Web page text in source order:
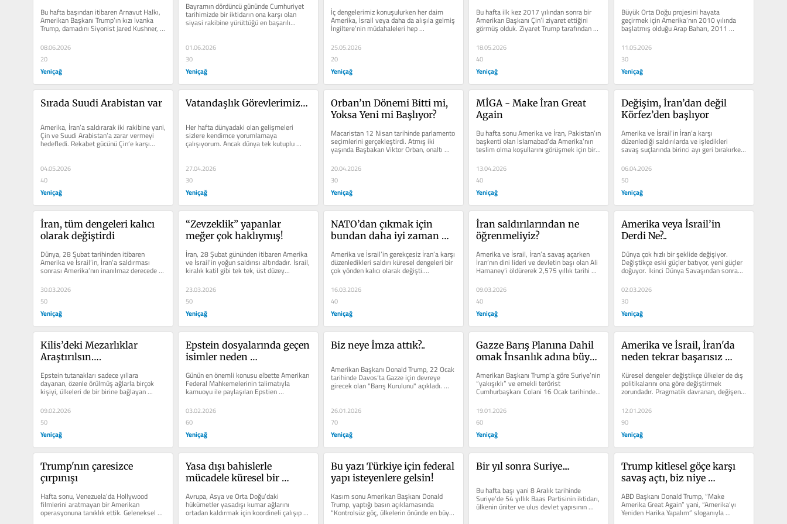
Bu hafta başından itibaren Arnavut Halkı,
Amerikan Başkanı Trump’ın kızı İvanka
Trump, damadını Siyonist Jared Kushner,
kendi...
08.06.2026
20
Yeniçağ
Bayramın dördüncü gününde Cumhuriyet
tarihimizde bir iktidarın ona karşı olan
siyasi rakibine yürüttüğü en başarılı...
01.06.2026
30
Yeniçağ
tehlike!
İç dengelerimiz konuşulurken her daim
Amerika, İsrail veya daha da alışıla gelmiş
İngiltere’nin müdahaleleri hep
konuşuluyor. Ancak bir...
25.05.2026
20
Yeniçağ
bırakılıyoruz?
Bu hafta ilk kez 2017 yılından sonra bir
Amerikan Başkanı Çin’i ziyaret ettiğini
görmüş olduk. Ziyaret Trump tarafından
talep edilmesine...
18.05.2026
40
Yeniçağ
Büyük Orta Doğu projesini hayata
geçirmek için Amerika’nın 2010 yılında
başlatmış olduğu Arap Baharı, 2011
yılında Süriye’de darbe...
11.05.2026
30
Yeniçağ
Sırada Suudi Arabistan var
Amerika, İran’a saldırarak iki rakibine yani,
Çin ve Suudi Arabistan’a zarar vermeyi
hedefledi. Rekabet gücünü Çin’e karşı...
04.05.2026
40
Yeniçağ
Vatandaşlık Görevlerimiz…
Her hafta dünyadaki olan gelişmeleri
sizlere kendimce yorumlamaya
çalışıyorum. Ancak dünya tek kutuplu
düzenden, çok kutuplu düzene artık...
27.04.2026
30
Yeniçağ
Orban’ın Dönemi Bitti mi,
Yoksa Yeni mi Başlıyor?
Macaristan 12 Nisan tarihinde parlamento
seçimlerini gerçekleştirdi. Atmış iki
yaşında Başbakan Viktor Orban, onaltı
yıllık iktidarından...
20.04.2026
30
Yeniçağ
MİGA - Make İran Great
Again
Bu hafta sonu Amerika ve İran, Pakistan’ın
başkenti olan İslamabad’da Amerika’nın
teslim olma koşullarını görüşmek için bir
13.04.2026
40
Yeniçağ
Değişim, İran’dan değil
Körfez’den başlıyor
Amerika ve İsrail’in İran’a karşı
düzenlediği saldırılarda ve işledikleri
savaş suçlarında birinci ayı geri bırakırken
onların en...
06.04.2026
50
Yeniçağ
İran, tüm dengeleri kalıcı
olarak değiştirdi
Dünya, 28 Şubat tarihinden itibaren
Amerika ve İsrail’in, İran’a saldırması
sonrası Amerika’nın inanılmaz derecede
30.03.2026
50
Yeniçağ
“Zevzeklik” yapanlar
meğer çok haklıymış!
İran, 28 Şubat gününden itibaren Amerika
ve İsrail’in yoğun saldırısı altındadır. İsrail,
kiralık katil gibi tek tek, üst düzey...
23.03.2026
50
Yeniçağ
NATO’dan çıkmak için
bundan daha iyi zaman
Amerika ve İsrail’in gerekçesiz İran’a karşı
düzenledikleri saldırı küresel dengeleri bir
çok yönden kalıcı olarak değişti....
16.03.2026
40
Yeniçağ
İran saldırılarından ne
öğrenmeliyiz?
Amerika ve İsrail, İran’a savaş açarken
İran’nın dini lideri ve devletin başı olan Ali
Hamaney’i öldürerek 2,575 yıllık tarihi
09.03.2026
40
Yeniçağ
Amerika veya İsrail’in
Derdi Ne?..
Dünya çok hızlı bir şeklide değişiyor.
Değiştikçe eski güçler batıyor, yeni güçler
doğuyor. İkinci Dünya Savaşından sonra...
02.03.2026
30
Yeniçağ
Kilis’deki Mezarlıklar
Araştırılsın….
Epstein tutanakları sadece yıllara
dayanan, özenle örülmüş ağlarla birçok
kişiyi, ülkeleri de bir birine bağlayan
sadece dev bir şantaj...
09.02.2026
50
Yeniçağ
Epstein dosyalarında geçen
isimler neden
Günün en önemli konusu elbette Amerikan
Federal Mahkemelerinin talimatıyla
kamuoyu ile paylaşılan Epstien
dosyalarıdır. Bu konu fazlasıyla...
03.02.2026
60
Yeniçağ
Biz neye İmza attık?..
Amerikan Başkanı Donald Trump, 22 Ocak
tarihinde Davos’ta Gazze için devreye
girecek olan "Barış Kurulunu" açıkladı.
Kurulu tanıtırken de...
26.01.2026
70
Yeniçağ
Gazze Barış Planına Dahil
omak İnsanlık adına büyük
Amerikan Başkanı Trump’a göre Suriye’nin
“yakışıklı” ve emekli terörist
Cumhurbaşkanı Colani 16 Ocak tarihinde
ona verilen talimatı...
19.01.2026
60
Yeniçağ
Amerika ve İsrail, İran'da
neden tekrar başarısız
Küresel dengeler değiştikçe ülkeler de dış
politikalarını ona göre değiştirmek
zorundadır. Pragmatik davranan, değişen
12.01.2026
90
Yeniçağ
Trump'nın çaresizce
çırpınışı
Hafta sonu, Venezuela’da Hollywood
filmlerini aratmayan bir Amerikan
operasyonuna tanıklık ettik. Geleneksel
“tüm dağları ben yarattım”...
Yasa dışı bahislerle
mücadele küresel bir
Avrupa, Asya ve Orta Doğu’daki
hükümetler yasadışı kumar ağlarını
ortadan kaldırmak için koordineli çalışıp
içeride operasyonlar...
Bu yazı Türkiye için federal
yapı isteyenlere gelsin!
Kasım sonu Amerikan Başkanı Donald
Trump, yaptığı basın açıklamasında
“Kontrolsüz göç, ülkelerin önünde en büyük
Bir yıl sonra Suriye....
Bu hafta başı yani 8 Aralık tarihinde
Suriye’de 54 yıllık Baas Partisinin iktidarı,
ülkenin üniter ve ulus devlet yapısının
Trump kitlesel göçe karşı
savaş açtı, biz niye
ABD Başkanı Donald Trump, “Make
Amerika Great Again” yani, “Amerika’yı
Yeniden Harika Yapalım” sloganıyla
başkanlığının ikinci...